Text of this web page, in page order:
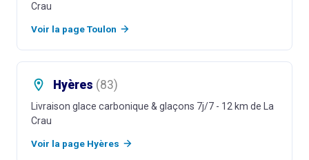
Crau
Voir la pageToulon
Hyères (83)
Livraison glace carbonique & glaçons 7j/7 - 12 km de La
Crau
Voir la page Hyères